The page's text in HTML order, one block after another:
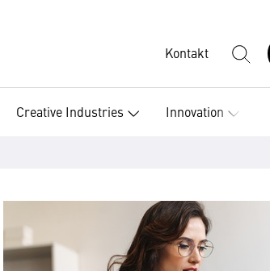
Kontakt
Creative Industries Innovation